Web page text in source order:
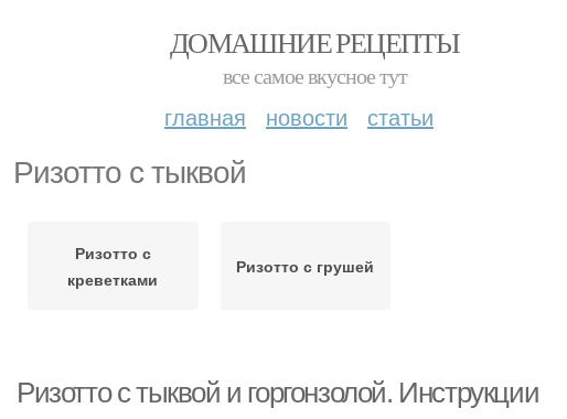
ДОМАШНИЕ РЕЦЕПТЫ
все самое вкусное тут
главная новости статьи
Ризотто с тыквой
Ризотто с
креветками
Ризотто с грушей
Ризотто с тыквой и горгонзолой. Инструкции